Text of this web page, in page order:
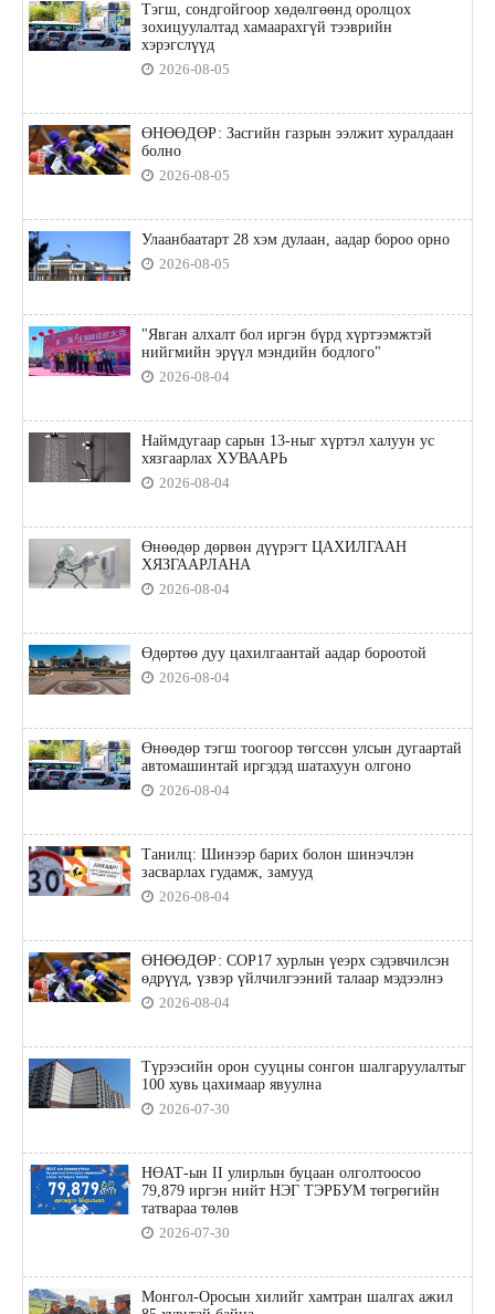
Тэгш, сондгойгоор хөдөлгөөнд оролцох
зохицуулалтад хамаарахгүй тээврийн
хэрэгслүүд
2026-08-05
ӨНӨӨДӨР: Засгийн газрын ээлжит хуралдаан
болно
2026-08-05
Улаанбаатарт 28 хэм дулаан, аадар бороо орно
2026-08-05
"Явган алхалт бол иргэн бүрд хүртээмжтэй
нийгмийн эрүүл мэндийн бодлого"
2026-08-04
Наймдугаар сарын 13-ныг хүртэл халуун ус
хязгаарлах ХУВААРЬ
2026-08-04
Өнөөдөр дөрвөн дүүрэгт ЦАХИЛГААН
ХЯЗГААРЛАНА
2026-08-04
Өдөртөө дуу цахилгаантай аадар бороотой
2026-08-04
Өнөөдөр тэгш тоогоор төгссөн улсын дугаартай
автомашинтай иргэдэд шатахуун олгоно
2026-08-04
Танилц: Шинээр барих болон шинэчлэн
засварлах гудамж, замууд
2026-08-04
ӨНӨӨДӨР: COP17 хурлын үеэрх сэдэвчилсэн
өдрүүд, үзвэр үйлчилгээний талаар мэдээлнэ
2026-08-04
Түрээсийн орон сууцны сонгон шалгаруулалтыг
100 хувь цахимаар явуулна
2026-07-30
НӨАТ-ын II улирлын буцаан олголтоосоо
79,879 иргэн нийт НЭГ ТЭРБУМ төгрөгийн
татвараа төлөв
2026-07-30
Монгол-Оросын хилийг хамтран шалгах ажил